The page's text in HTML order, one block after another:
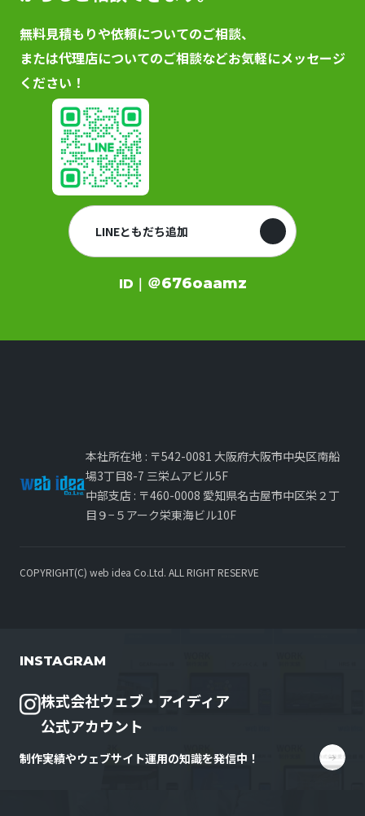
無料見積もりや依頼についてのご相談、
または代理店についてのご相談などお気軽にメッセージ
ください！
LINEともだち追加
ID｜ ＠676oaamz
INSTAGRAM
株式会社ウェブ・アイディア
公式アカウント
制作実績やウェブサイト運用の知識を発信中！
本社所在地 : 〒542-0081 大阪府大阪市中央区南船
場3丁目8-7 三栄ムアビル5F
中部支店 : 〒460-0008 愛知県名古屋市中区栄２丁
目９−５アーク栄東海ビル10F
COPYRIGHT(C) web idea Co.Ltd. ALL RIGHT RESERVE